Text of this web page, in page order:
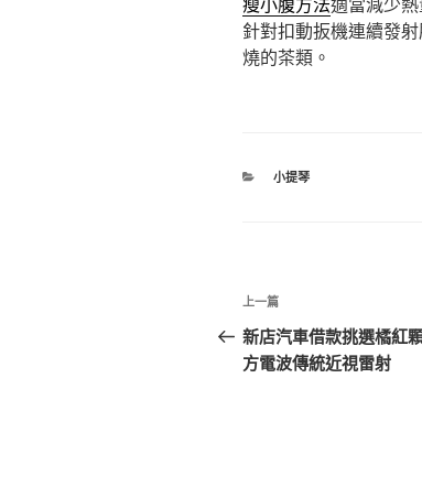
針對扣動扳機連續發
燒的茶類。
分
小提琴
文
章
導
上
一
篇
上一篇
新店汽車借款挑選橘紅
方電波傳統近視雷射